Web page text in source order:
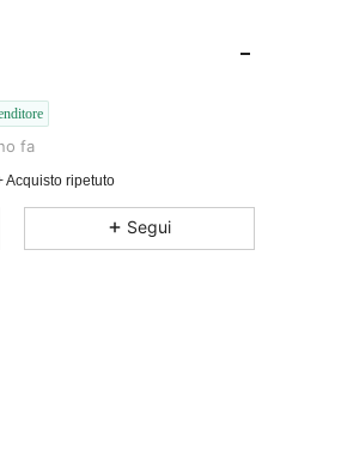
208
fa
208
Acquisto ripetuto
Segui